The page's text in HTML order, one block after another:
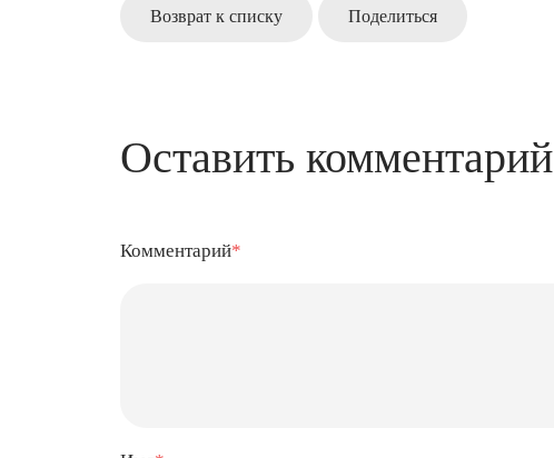
Возврат к списку Поделиться
Оставить комментарий
Комментарий*